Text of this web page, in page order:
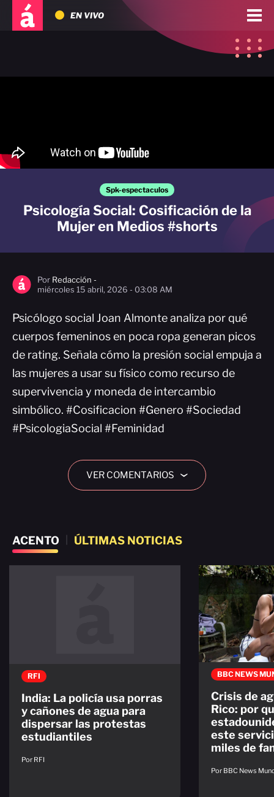
EN VIVO
Spk-espectaculos
Psicología Social: Cosificación de la
Mujer en Medios #shorts
Por Redacción -
miércoles 15 abril, 2026 - 03:08 AM
Psicólogo social Joan Almonte analiza por qué
cuerpos femeninos en poca ropa generan picos
de rating. Señala cómo la presión social empuja a
las mujeres a usar su físico como recurso de
supervivencia y moneda de intercambio
simbólico. #Cosificacion #Genero #Sociedad
#PsicologiaSocial #Feminidad
VER COMENTARIOS ›
ACENTO ÚLTIMAS NOTICIAS
RFI
India: La policía usa porras
y cañones de agua para
dispersar las protestas
estudiantiles
Por RFI
BBC NEWS
Crisis de
Rico: por
este
miles de
Por BBC News